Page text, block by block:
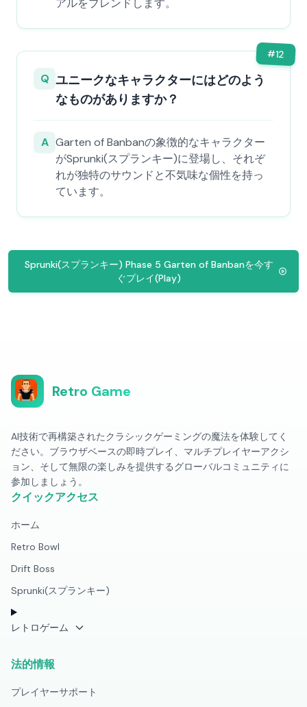
アルをブレンドします。
#12
Q ユニークなキャラクターにはどのよう
なものがありますか？
A Garten of Banbanの象徴的なキャラクター
がSprunki(スプランキー)に登場し、それぞ
れが独特のサウンドと不気味な個性を持っ
ています。
Sprunki(スプランキー) Phase 5 Garten of Banbanを今す
ぐプレイ(Play)
Retro Game
AI技術で再構築されたクラシックゲーミングの魔法を体験してく
ださい。ブラウザベースの即時プレイ、マルチプレイヤーアクシ
ョン、そして無限の楽しみを提供するグローバルコミュニティに
参加しましょう。
クイックアクセス
ホーム
Retro Bowl
Drift Boss
Sprunki(スプランキー)
レトロゲーム
法的情報
プレイヤーサポート